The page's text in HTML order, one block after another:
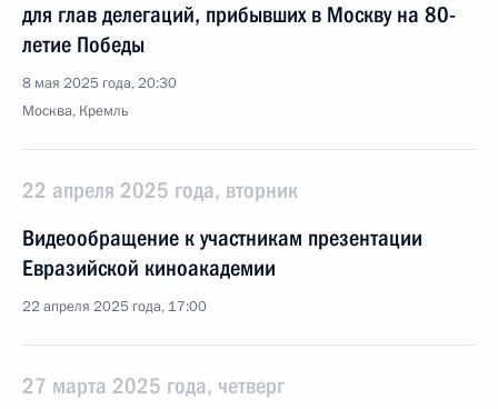
для глав делегаций, прибывших в Москву на 80-
летие Победы
8 мая 2025 года, 20:30
Москва, Кремль
22 апреля 2025 года, вторник
Видеообращение к участникам презентации
Евразийской киноакадемии
22 апреля 2025 года, 17:00
27 марта 2025 года, четверг